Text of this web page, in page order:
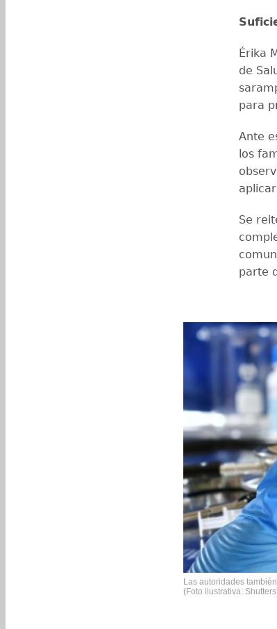
Érika
de
para
Ante
los
Se
parte
Las autoridades
(Foto ilustrativa: